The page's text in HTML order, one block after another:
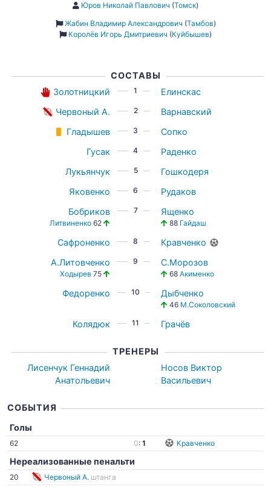
Юров Николай Павлович (Томск)
Жабин Владимир Александрович (Тамбов)
Королёв Игорь Дмитриевич (Куйбышев)
СОСТАВЫ
Золотницкий
1
Елинскас
Червоный А.
2
Варнавский
Гладышев
3
Сопко
Гусак
4
Раденко
Лукьянчук
5
Гошкодеря
Яковенко
6
Рудаков
Бобриков
Литвиненко62
7 Ященко
88 Гайдаш
Сафроненко 8
Кравченко
А.Литовченко
Ходырев 75
9 С.Морозов
68Акименко
Федоренко 10 Дыбченко
46 М.Соколовский
Колядюк 11 Грачёв
ТРЕНЕРЫ
Лисенчук Геннадий
Анатольевич
Носов Виктор
Васильевич
СОБЫТИЯ
Голы
62 0: 1 Кравченко
Нереализованные пенальти
20 Червоный А. штанга